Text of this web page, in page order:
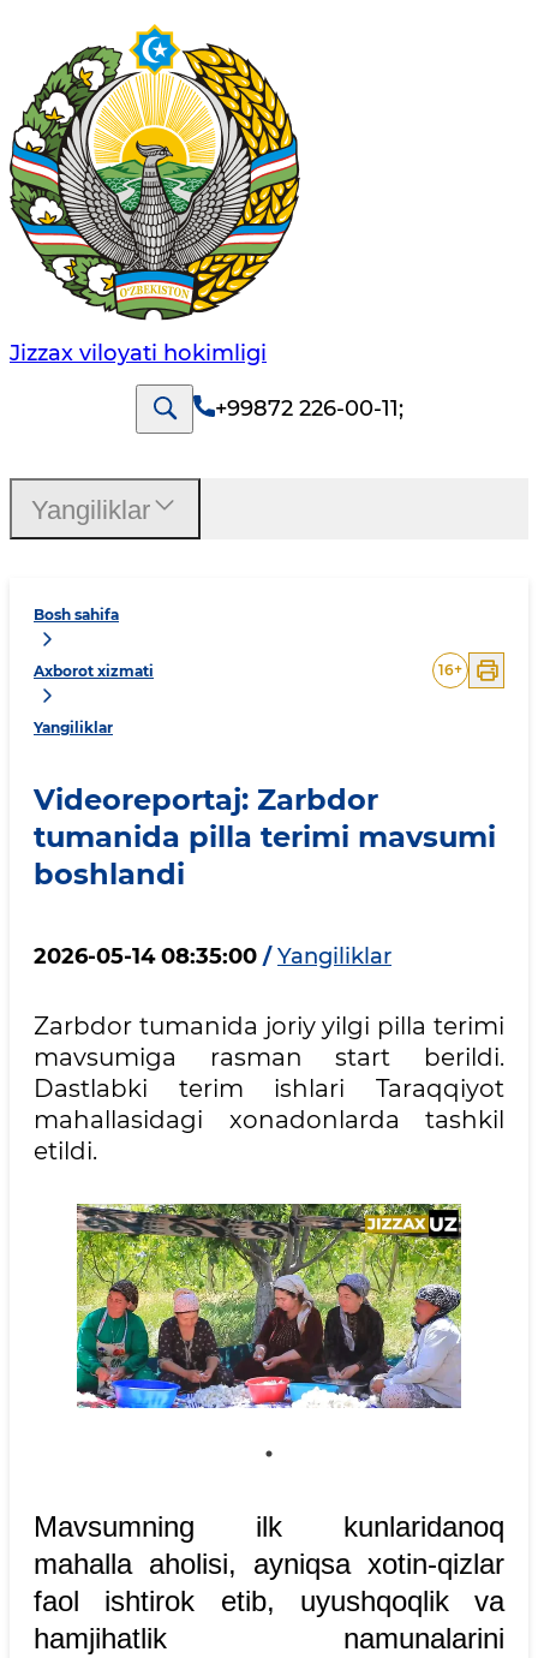
Jizzах vilоyati hоkimligi
+99872 226-00-11;
Bosh sahifa
Axborot xizmati
Yangiliklar
16+
Videoreportaj: Zarbdor
tumanida pilla terimi mavsumi
boshlandi
2026-05-14 08:35:00 / Yangiliklar
Zarbdor tumanida joriy yilgi pilla terimi
mavsumiga rasman start berildi.
Dastlabki terim ishlari Taraqqiyot
mahallasidagi xonadonlarda tashkil
etildi.
Mavsumning ilk kunlaridanoq
mahalla aholisi, ayniqsa xotin-qizlar
faol ishtirok etib, uyushqoqlik va
hamjihatlik namunalarini
Yangiliklar